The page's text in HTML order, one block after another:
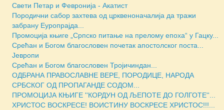
Свети Петар и Февронија - Акатист
Породични сабор захтева од црквеноначалија да тражи
забрану Еуропрајда...
Промоција књиге „Српско питање на прелому епоха“ у Гацку...
Срећан и Богом благословен почетак апостолског поста...
Јевропи
Срећан и Богом благословен Тројичиндан...
ОДБРАНА ПРАВОСЛАВНЕ ВЕРЕ, ПОРОДИЦЕ, НАРОДА
СРБСКОГ ОД ПРОПАГАНДЕ СОДОМ...
ПРОМОЦИЈА КЊИГЕ ''КОРДУН ОД ЉЕПОТЕ ДО ГОЛГОТЕ''...
ХРИСТОС ВОСКРЕСЕ! ВОИСТИНУ ВОСКРЕСЕ ХРИСТОС!!!...